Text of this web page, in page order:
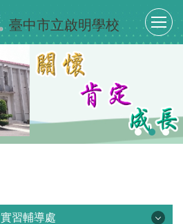
臺中市立啟明學校
實習輔導處